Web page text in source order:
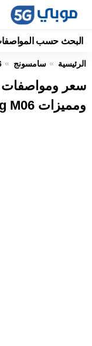
البحث حسب
الرئيسية سامسونج
ومميزات Samsung M06